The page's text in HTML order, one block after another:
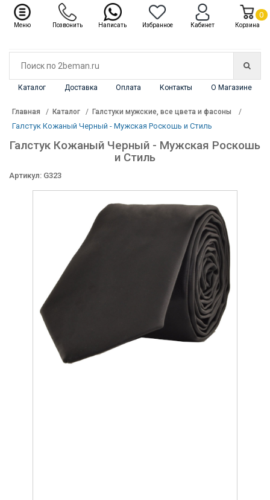
Каталог Доставка Оплата Контакты О Магазине
Каталог ✖
Главная Каталог Галстуки мужские, все цвета и фасоны
Галстук Кожаный Черный - Мужская Роскошь и Стиль
Галстук Кожаный Черный - Мужская Роскошь
и Стиль
Артикул: G323
Меню Позвонить Написать Избранное Кабинет Корзина
0